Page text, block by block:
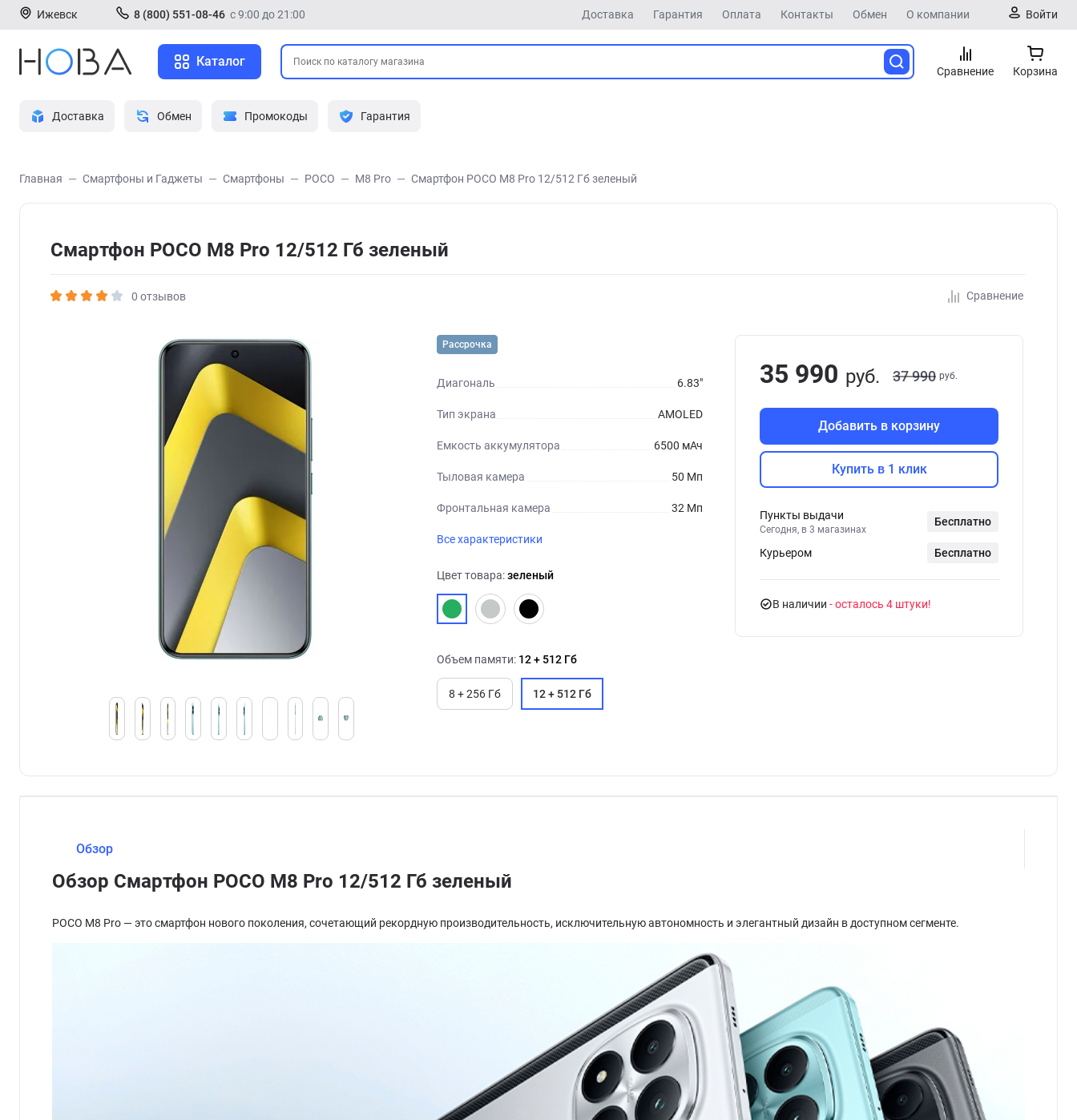
Ижевск 8 (800) 551-08-46 с 9:00 до 21:00 Доставка Гарантия Оплата Контакты Обмен О компании Войти
Каталог
Сравнение Корзина
Доставка Обмен Промокоды Гарантия
Главная Смартфоны и Гаджеты Смартфоны POCO M8 Pro Смартфон POCO M8 Pro 12/512 Гб зеленый
Смартфон POCO M8 Pro 12/512 Гб зеленый
0 отзывов Сравнение
Рассрочка
Диагональ 6.83"
Тип экрана AMOLED
Емкость аккумулятора 6500 мАч
Тыловая камера 50 Мп
Фронтальная камера 32 Мп
Все характеристики
Цвет товара:зеленый
Объем памяти: 12 + 512 Гб
8 + 256 Гб 12 + 512 Гб
35 990 руб. 37 990 руб.
Добавить в корзину
Купить в 1 клик
Пункты выдачи
Сегодня, в 3 магазинах
Бесплатно
Курьером Бесплатно
В наличии - осталось 4 штуки
Обзор
Обзор Смартфон POCO M8 Pro 12/512 Гб зеленый
POCO M8 Pro — это смартфон нового поколения, сочетающий рекордную производительность, исключительную автономность и элегантный дизайн в доступном сегменте.